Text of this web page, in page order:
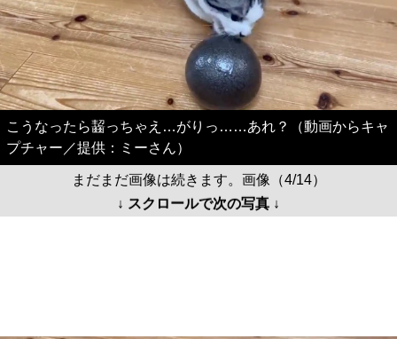
こうなったら齧っちゃえ…がりっ……あれ？（動画からキャ
プチャー／提供：ミーさん）
まだまだ画像は続きます。画像（4/14）
↓ スクロールで次の写真 ↓